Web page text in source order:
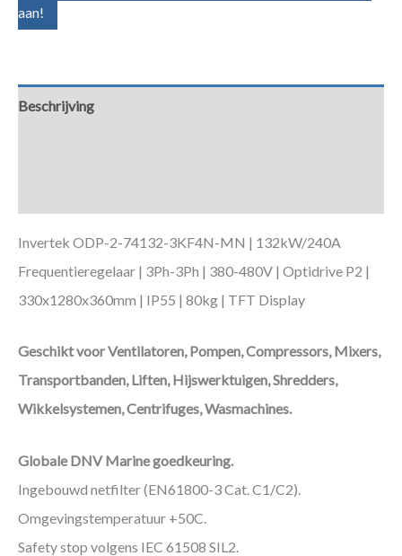
aan!
Beschrijving
Invertek ODP-2-74132-3KF4N-MN | 132kW/240A
Frequentieregelaar | 3Ph-3Ph | 380-480V | Optidrive P2 |
330x1280x360mm | IP55 | 80kg | TFT Display
Geschikt voor Ventilatoren, Pompen, Compressors, Mixers,
Transportbanden, Liften, Hijswerktuigen, Shredders,
Wikkelsystemen, Centrifuges, Wasmachines.
Globale DNV Marine goedkeuring.
Ingebouwd netfilter (EN61800-3 Cat. C1/C2).
Omgevingstemperatuur +50C.
Safety stop volgens IEC 61508 SIL2.